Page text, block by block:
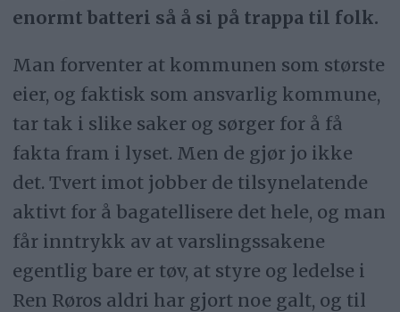
enormt batteri så å si på trappa til folk.
Man forventer at kommunen som største
eier, og faktisk som ansvarlig kommune,
tar tak i slike saker og sørger for å få
fakta fram i lyset. Men de gjør jo ikke
det. Tvert imot jobber de tilsynelatende
aktivt for å bagatellisere det hele, og man
får inntrykk av at varslingssakene
egentlig bare er tøv, at styre og ledelse i
Ren Røros aldri har gjort noe galt, og til